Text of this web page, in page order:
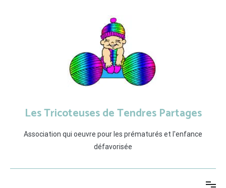
Les Tricoteuses de Tendres Partages
Association qui oeuvre pour les prématurés et l'enfance
défavorisée